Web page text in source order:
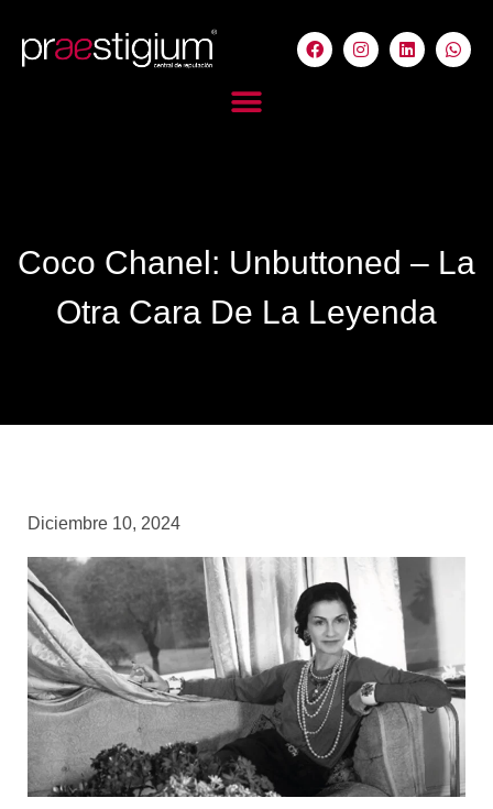
Coco Chanel: Unbuttoned – La
Otra Cara De La Leyenda
Diciembre 10, 2024